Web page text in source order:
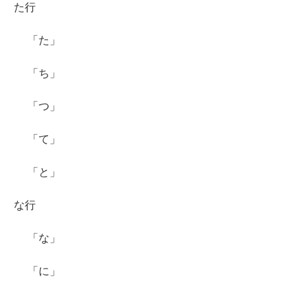
た行
「た」
「ち」
「つ」
「て」
「と」
な行
「な」
「に」